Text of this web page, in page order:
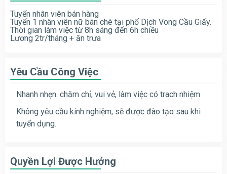
Tuyển nhân viên bán hàng
Tuyển 1 nhân viên nữ bán chè tại phố Dịch Vong Cầu Giấy.
Thời gian làm việc từ 8h sáng đến 6h chiều
Lương 2tr/tháng + ăn trưa
Yêu Cầu Công Việc
Nhanh nhẹn. chăm chỉ, vui vẻ, làm việc có trach nhiệm
Không yêu cầu kinh nghiệm, sẽ được đào tạo sau khi
tuyển dụng.
Quyền Lợi Được Hưởng